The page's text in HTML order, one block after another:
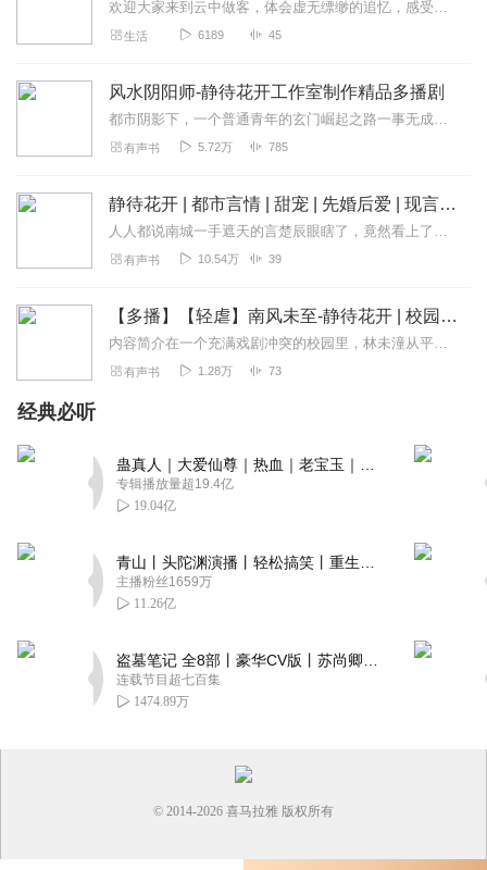
欢迎大家来到云中做客，体会虚无缥缈的追忆，感受内心的真实。生活中有许多的回忆被封存，压抑在心底，释放也许是最好的结果。在喜马拉雅里能够与许多耳朵日夜相伴，也结识...
生活 6189 45
风水阴阳师-静待花开工作室制作精品多播剧
都市阴影下，一个普通青年的玄门崛起之路一事无成的打工青年江升，被神秘莫测的老叔带入了一个隐藏在繁华都市下的诡谲世界——这里，风水堪舆、符箓驱邪、精怪复仇、世家争...
有声书 5.72万 785
静待花开 | 都市言情 | 甜宠 | 先婚后爱 | 现言霸总文 | 全本免费
人人都说南城一手遮天的言楚辰眼瞎了，竟然看上了离婚带娃的下堂妇，可只有言楚辰自己知道，五年了，每晚他都想她想的难以入眠……
有声书 10.54万 39
【多播】【轻虐】南风未至-静待花开 | 校园言情
内容简介在一个充满戏剧冲突的校园里，林未潼从平凡走向非凡。她不仅面临学业和人际关系的重重压力，还卷入了与曲易南等人错综复杂的纠葛中。面对误解和矛盾，她展现出坚...
有声书 1.28万 73
经典必听
专辑播放量超19.4亿
19.04亿
主播粉丝1659万
11.26亿
连载节目超七百集
1474.89万
© 2014-2026 喜马拉雅 版权所有